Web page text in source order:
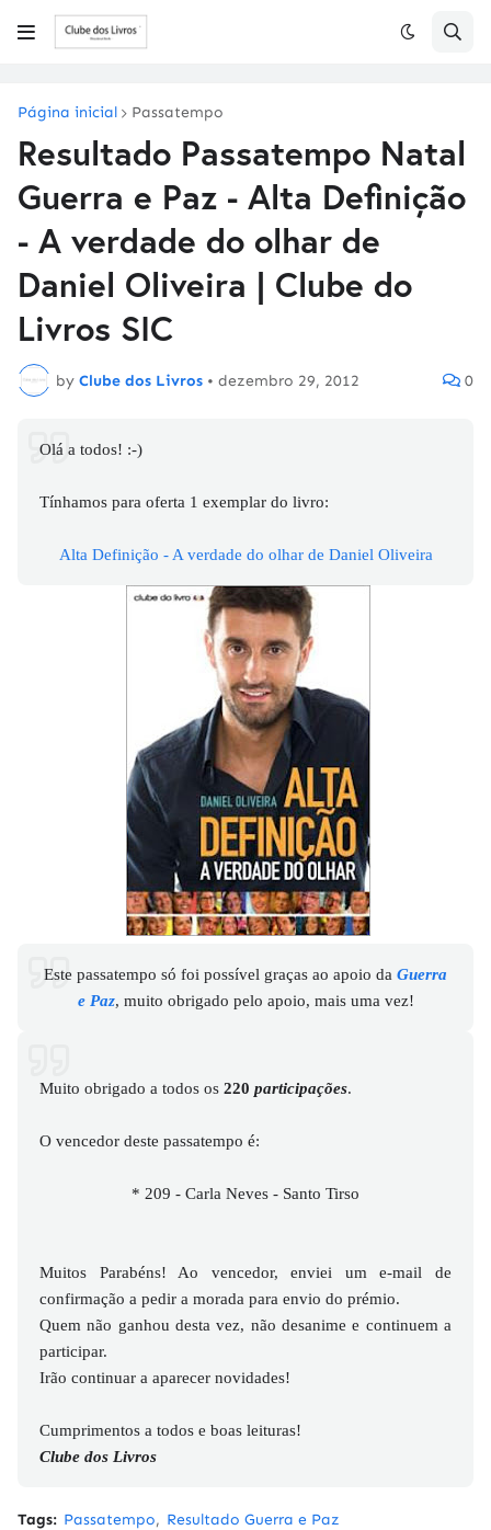
Página inicial Passatempo
Resultado Passatempo Natal
Guerra e Paz - Alta Definição
- A verdade do olhar de
Daniel Oliveira | Clube do
Livros SIC
by Clube dos Livros • dezembro 29, 2012 0
Olá a todos! :-)
Tínhamos para oferta 1 exemplar do livro:
Alta Definição - A verdade do olhar de Daniel Oliveira
Este passatempo só foi possível graças ao apoio da Guerra
e Paz, muito obrigado pelo apoio, mais uma vez!
Muito obrigado a todos os 220 participações.
O vencedor deste passatempo é:
* 209 - Carla Neves - Santo Tirso
Muitos Parabéns! Ao vencedor, enviei um e-mail de
confirmação a pedir a morada para envio do prémio.
Quem não ganhou desta vez, não desanime e continuem a
participar.
Irão continuar a aparecer novidades!
Cumprimentos a todos e boas leituras!
Clube dos Livros
Tags: Passatempo Resultado Guerra e Paz